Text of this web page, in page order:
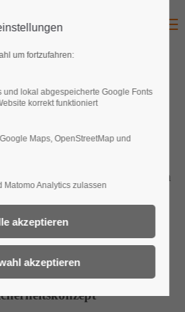
zu Ihrem
Sie sich bitte
Lizenznehmer
Aufträgen durch die
vielfach ein Nachweis
der geltenden Regeln
und
Die Angabe
(Der Branchenlösung
hilft dabei, zumindest den
um fortzufahren:
und lokal abgespeicherte Google Fonts
korrekt funktioniert
Maps, OpenStreetMap und
Matomo Analytics zulassen